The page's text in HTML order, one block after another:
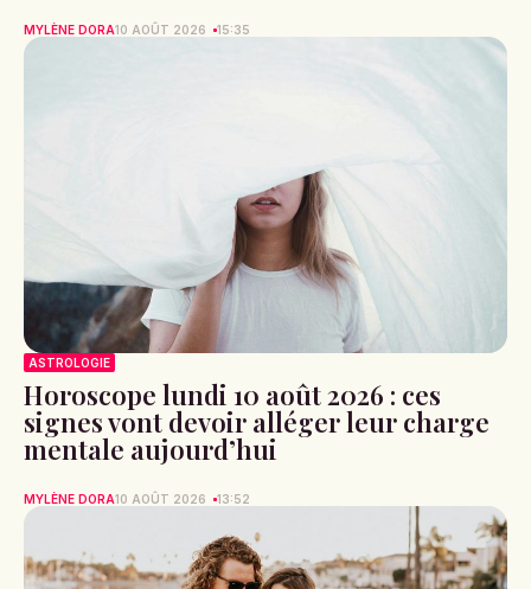
MYLÈNE DORA10 AOÛT 2026 15:35
ASTROLOGIE
Horoscope lundi 10 août 2026 : ces
signes vont devoir alléger leur charge
mentale aujourd’hui
MYLÈNE DORA10 AOÛT 2026 13:52